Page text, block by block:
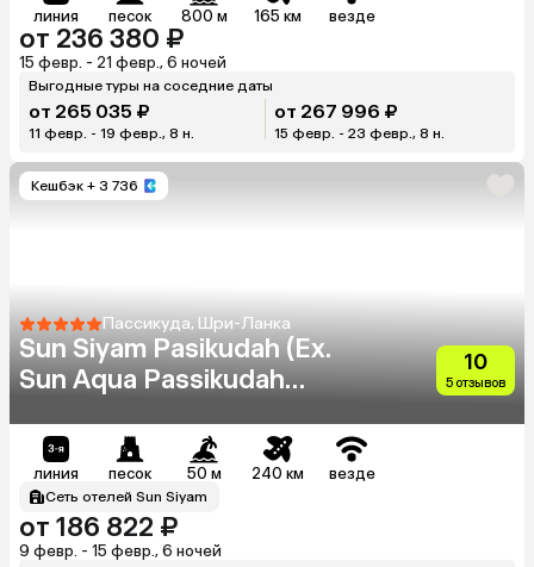
линия песок 800 м 165 км везде
от 236 380 ₽
15 февр. - 21 февр., 6 ночей
Выгодные туры на соседние даты
от 265 035 ₽
11 февр. - 19 февр., 8 н.
от 267 996 ₽
15 февр. - 23 февр., 8 н.
Кешбэк + 3 736
Пассикуда, Шри-Ланка
Sun Siyam Pasikudah (Ex.
Sun Aqua Passikudah
10
5 отзывов
линия песок 50 м 240 км везде
Сеть отелей Sun Siyam
от 186 822 ₽
9 февр. - 15 февр., 6 ночей